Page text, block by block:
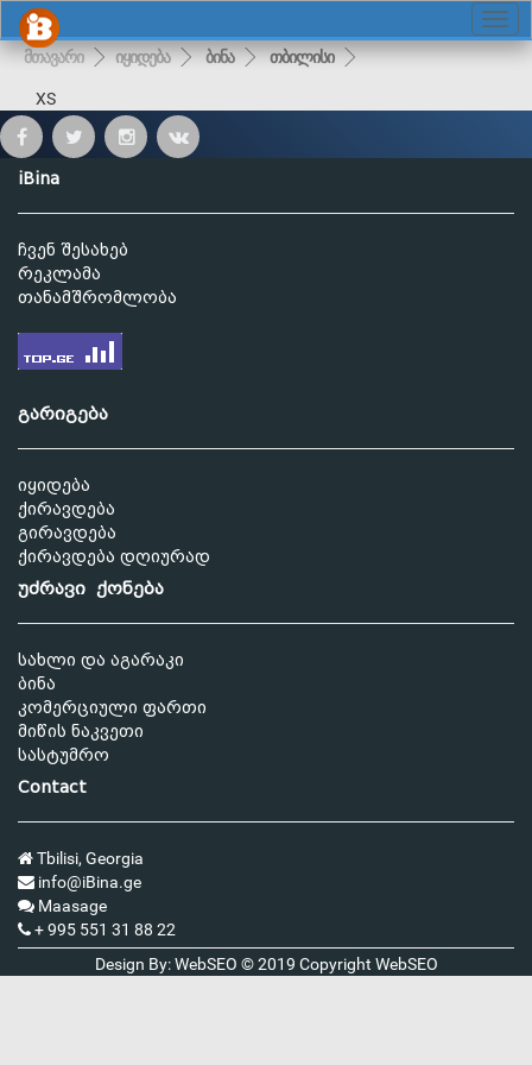
მთავარი იყიდება ბინა თბილისი
XS
iBina
ჩვენ შესახებ
რეკლამა
თანამშრომლობა
გარიგება
იყიდება
ქირავდება
გირავდება
ქირავდება დღიურად
უძრავი ქონება
სახლი და აგარაკი
ბინა
კომერციული ფართი
მიწის ნაკვეთი
სასტუმრო
Contact
Tbilisi, Georgia
info@iBina.ge
Maasage
+ 995 551 31 88 22
Design By: WebSEO © 2019 Copyright WebSEO